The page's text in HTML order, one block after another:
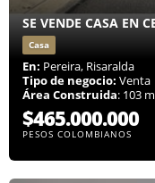
SE VENDE CASA EN
Casa
En: Pereira, Risaralda
Tipo de negocio: Venta
Área Construida: 103
$465.000.000
PESOS COLOMBIANOS